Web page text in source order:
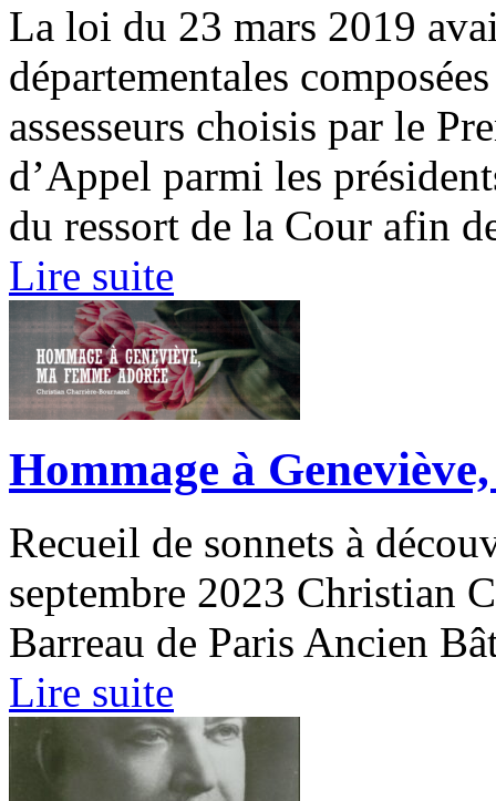
La loi du 23 mars 2019
départementales
assesseurs choisis par le
d’Appel parmi les
du ressort de la Cour afin
Lire suite
Hommage à
Recueil de sonnets à
septembre 2023 Christian
Barreau de Paris Ancien
Lire suite